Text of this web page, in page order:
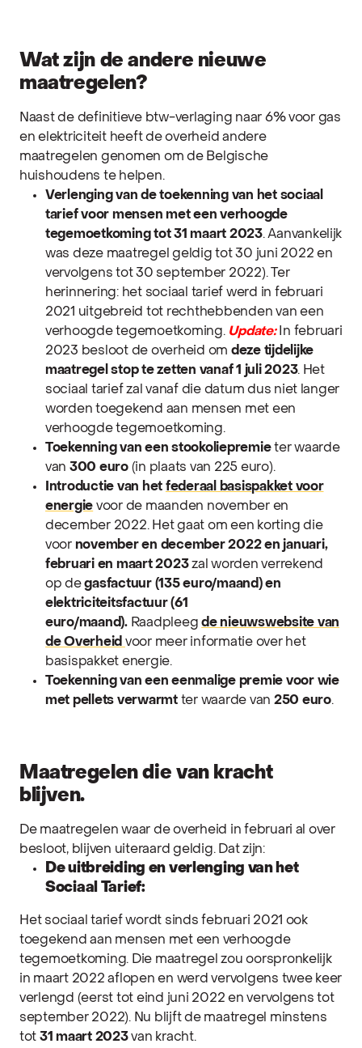
Wat zijn de andere nieuwe
maatregelen?
Naast de definitieve btw-verlaging naar 6% voor gas
en elektriciteit heeft de overheid andere
maatregelen genomen om de Belgische
huishoudens te helpen.
Verlenging van de toekenning van het sociaal
tarief voor mensen met een verhoogde
tegemoetkoming tot 31 maart 2023. Aanvankelijk
was deze maatregel geldig tot 30 juni 2022 en
vervolgens tot 30 september 2022). Ter
herinnering: het sociaal tarief werd in februari
2021 uitgebreid tot rechthebbenden van een
verhoogde tegemoetkoming. Update: In februari
2023 besloot de overheid om deze tijdelijke
maatregel stop te zetten vanaf 1 juli 2023. Het
sociaal tarief zal vanaf die datum dus niet langer
worden toegekend aan mensen met een
verhoogde tegemoetkoming.
Toekenning van een stookoliepremieter waarde
van 300 euro(in plaats van 225 euro).
Introductie van het federaal basispakket voor
energie voor de maanden november en
december 2022. Het gaat om een korting die
voor november en december 2022 en januari,
februari en maart 2023zal worden verrekend
op degasfactuur (135 euro/maand) en
elektriciteitsfactuur (61
euro/maand). Raadpleegde nieuwswebsite van
de Overheid voor meer informatie over het
basispakket energie.
Toekenning van een eenmalige premie voor wie
met pellets verwarmt ter waarde van 250 euro.
Maatregelen die van kracht
blijven.
De maatregelen waar de overheid in februari al over
besloot, blijven uiteraard geldig. Dat zijn:
De uitbreiding en verlenging van het
Sociaal Tarief:
Het sociaal tarief wordt sinds februari 2021 ook
toegekend aan mensen met een verhoogde
tegemoetkoming. Die maatregel zou oorspronkelijk
in maart 2022 aflopen en werd vervolgens twee keer
verlengd (eerst tot eind juni 2022 en vervolgens tot
september 2022). Nu blijft de maatregel minstens
tot 31 maart 2023van kracht.